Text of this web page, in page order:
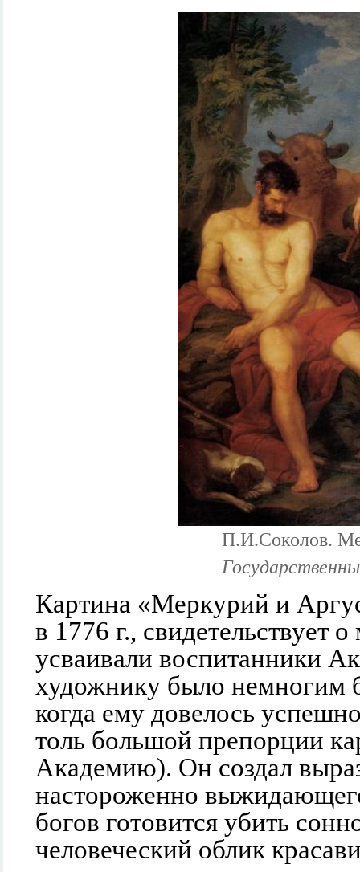
П.И.Соколов.
Картина «Меркурий и
в 1776 г., свидетельствует
усваивали воспитанники
художнику было немногим
когда ему довелось
толь большой препорции
Академию). Он создал
настороженно
богов готовится убить
человеческий облик